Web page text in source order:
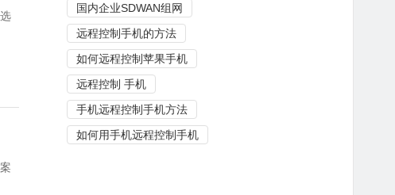
国内企业SDWAN组网
远程控制手机的方法
如何远程控制苹果手机
远程控制 手机
手机远程控制手机方法
如何用手机远程控制手机